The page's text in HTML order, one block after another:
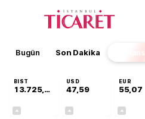
Bugün Son Dakika Finans
BIST
13.725,51
USD
47,59
EUR
55,07